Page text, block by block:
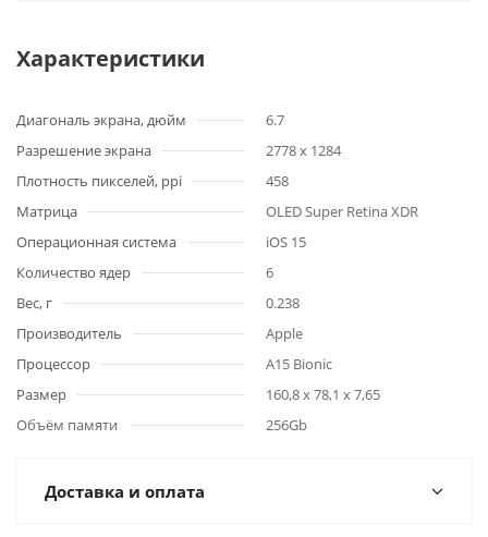
Характеристики
Диагональ экрана, дюйм
6.7
Разрешение экрана
2778 x 1284
Плотность пикселей, ppi
458
Матрица
OLED Super Retina XDR
Операционная система
iOS 15
Количество ядер
6
Вес, г
0.238
Производитель
Apple
Процессор
A15 Bionic
Размер
160,8 x 78,1 x 7,65
Объём памяти
256Gb
Доставка и оплата